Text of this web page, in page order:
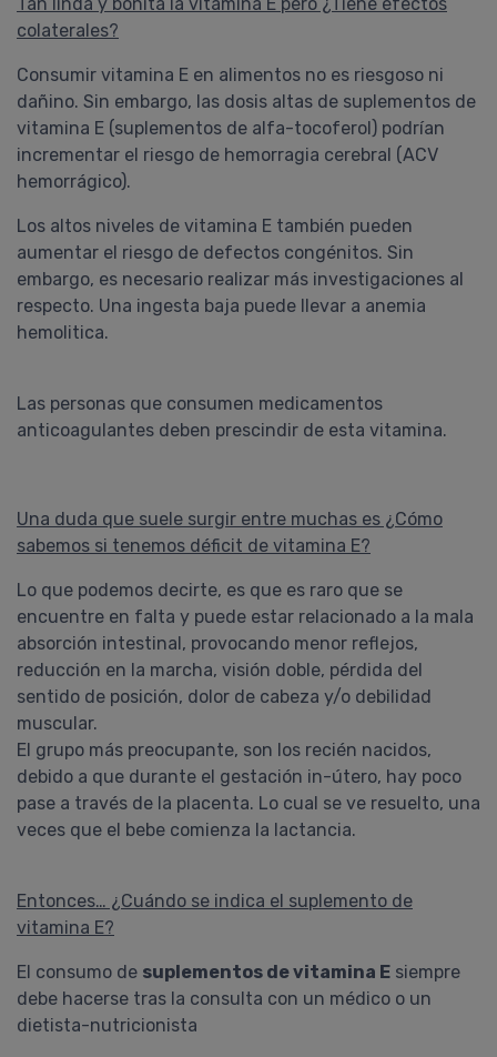
colaterales?
Consumir vitamina E en alimentos no es riesgoso ni
dañino. Sin embargo, las dosis altas de suplementos de
vitamina E (suplementos de alfa-tocoferol) podrían
incrementar el riesgo de hemorragia cerebral (ACV
hemorrágico).
Los altos niveles de vitamina E también pueden
aumentar el riesgo de defectos congénitos. Sin
embargo, es necesario realizar más investigaciones al
respecto. Una ingesta baja puede llevar a anemia
hemolitica.
Las personas que consumen medicamentos
anticoagulantes deben prescindir de esta vitamina.
Una duda que suele surgir entre muchas es ¿Cómo
sabemos si tenemos déficit de vitamina E?
Lo que podemos decirte, es que es raro que se
encuentre en falta y puede estar relacionado a la mala
absorción intestinal, provocando menor reflejos,
reducción en la marcha, visión doble, pérdida del
sentido de posición, dolor de cabeza y/o debilidad
muscular.
El grupo más preocupante, son los recién nacidos,
debido a que durante el gestación in-útero, hay poco
pase a través de la placenta. Lo cual se ve resuelto, una
veces que el bebe comienza la lactancia.
Entonces… ¿Cuándo se indica el suplemento de
vitamina E?
El consumo de suplementos de vitamina E siempre
debe hacerse tras la consulta con un médico o un
dietista-nutricionista
rulos y muy poroso y, al poco
tiempo de usarlo (alterando con
shampoo y acondicionador
hidratantes) mejoraron muchísimo
PROAVENAL
Pedido #